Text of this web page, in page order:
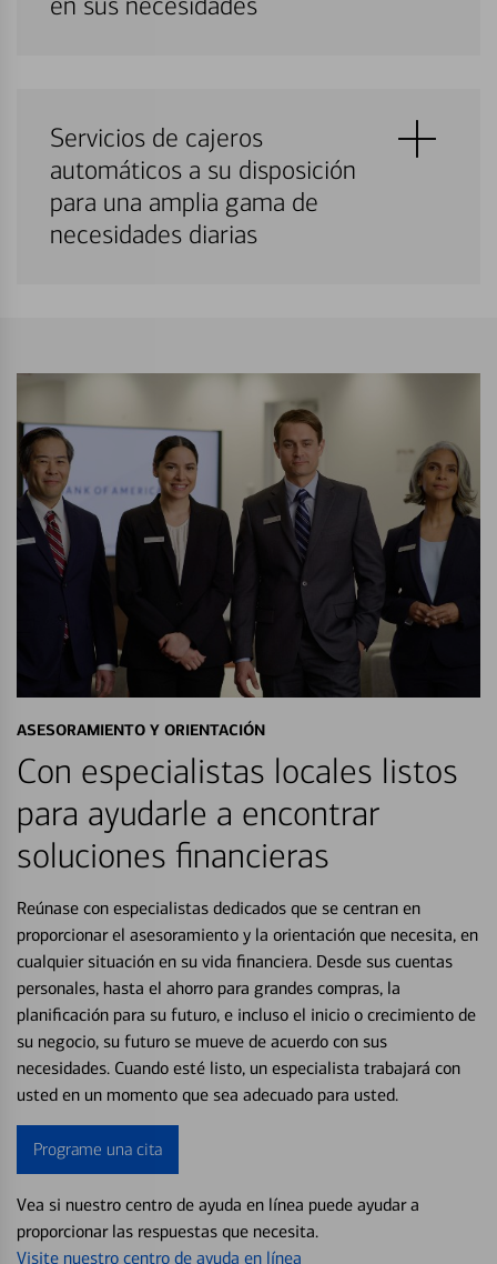
Servicios de cajeros
automáticos a su disposición
para una amplia gama de
necesidades diarias
ASESORAMIENTO Y ORIENTACIÓN
Con especialistas locales listos
para ayudarle a encontrar
soluciones financieras
Reúnase con especialistas dedicados que se centran en
proporcionar el asesoramiento y la orientación que necesita, en
cualquier situación en su vida financiera. Desde sus cuentas
personales, hasta el ahorro para grandes compras, la
planificación para su futuro, e incluso el inicio o crecimiento de
su negocio, su futuro se mueve de acuerdo con sus
necesidades. Cuando esté listo, un especialista trabajará con
usted en un momento que sea adecuado para usted.
Programe una cita
Vea si nuestro centro de ayuda en línea puede ayudar a
proporcionar las respuestas que necesita.
Visite nuestro centro de ayuda en línea